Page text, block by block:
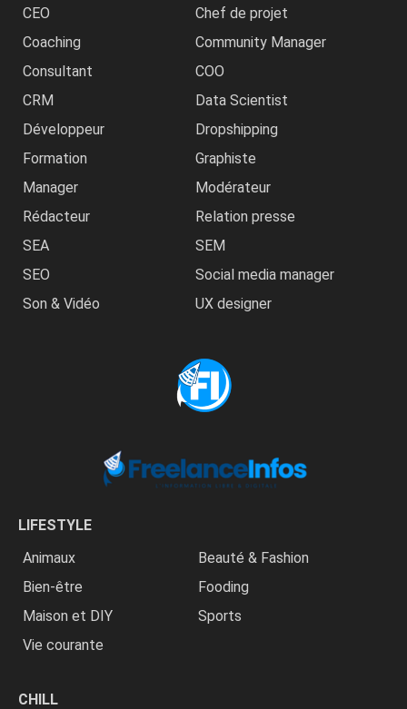
CEO
Chef de projet
Coaching
Community Manager
Consultant
COO
CRM
Data Scientist
Développeur
Dropshipping
Formation
Graphiste
Manager
Modérateur
Rédacteur
Relation presse
SEA
SEM
SEO
Social media manager
Son & Vidéo
UX designer
LIFESTYLE
Animaux
Beauté & Fashion
Bien-être
Fooding
Maison et DIY
Sports
Vie courante
CHILL